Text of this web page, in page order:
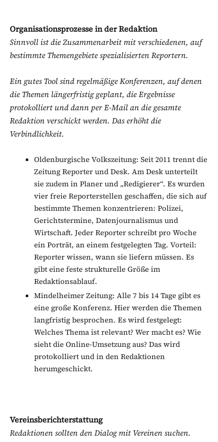
Organisationsprozesse in der Redaktion
Sinnvoll ist die Zusammenarbeit mit verschiedenen, auf
bestimmte Themengebiete spezialisierten Reportern.
Ein gutes Tool sind regelmäßige Konferenzen, auf denen
die Themen längerfristig geplant, die Ergebnisse
protokolliert und dann per E-Mail an die gesamte
Redaktion verschickt werden. Das erhöht die
Verbindlichkeit.
Oldenburgische Volkszeitung: Seit 2011 trennt die
Zeitung Reporter und Desk. Am Desk unterteilt
sie zudem in Planer und „Redigierer“. Es wurden
vier freie Reporterstellen geschaffen, die sich auf
bestimmte Themen konzentrieren: Polizei,
Gerichtstermine, Datenjournalismus und
Wirtschaft. Jeder Reporter schreibt pro Woche
ein Porträt, an einem festgelegten Tag. Vorteil:
Reporter wissen, wann sie liefern müssen. Es
gibt eine feste strukturelle Größe im
Redaktionsablauf.
Mindelheimer Zeitung: Alle 7 bis 14 Tage gibt es
eine große Konferenz. Hier werden die Themen
langfristig besprochen. Es wird festgelegt:
Welches Thema ist relevant? Wer macht es? Wie
sieht die Online-Umsetzung aus? Das wird
protokolliert und in den Redaktionen
herumgeschickt.
Vereinsberichterstattung
Redaktionen sollten den Dialog mit Vereinen suchen.